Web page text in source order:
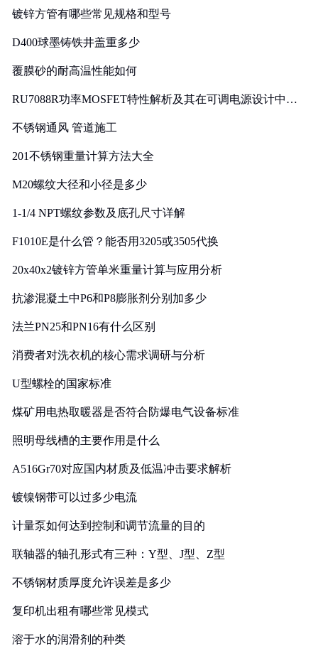
镀锌方管有哪些常见规格和型号
D400球墨铸铁井盖重多少
覆膜砂的耐高温性能如何
RU7088R功率MOSFET特性解析及其在可调电源设计中的
不锈钢通风 管道施工
201不锈钢重量计算方法大全
M20螺纹大径和小径是多少
1-1/4 NPT螺纹参数及底孔尺寸详解
F1010E是什么管？能否用3205或3505代换
20x40x2镀锌方管单米重量计算与应用分析
抗渗混凝土中P6和P8膨胀剂分别加多少
法兰PN25和PN16有什么区别
消费者对洗衣机的核心需求调研与分析
U型螺栓的国家标准
煤矿用电热取暖器是否符合防爆电气设备标准
照明母线槽的主要作用是什么
A516Gr70对应国内材质及低温冲击要求解析
镀镍钢带可以过多少电流
计量泵如何达到控制和调节流量的目的
联轴器的轴孔形式有三种：Y型、J型、Z型
不锈钢材质厚度允许误差是多少
复印机出租有哪些常见模式
溶于水的润滑剂的种类